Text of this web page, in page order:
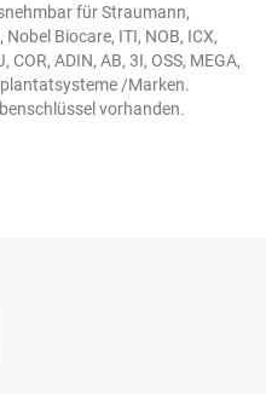
für Straumann,
Biocare, ITI, NOB, ICX,
COR, ADIN, AB, 3I, OSS, MEGA,
/Marken.
vorhanden.